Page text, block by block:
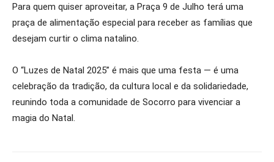
Para quem quiser aproveitar, a Praça 9 de Julho terá uma
praça de alimentação especial para receber as famílias que
desejam curtir o clima natalino.
O “Luzes de Natal 2025” é mais que uma festa — é uma
celebração da tradição, da cultura local e da solidariedade,
reunindo toda a comunidade de Socorro para vivenciar a
magia do Natal.